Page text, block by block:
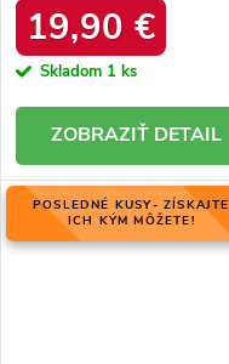
L13107-9 BEIGE
19,90 €
Skladom 1 ks
DETAIL
POSLEDNÉ KUSY- ZÍSKAJTE
ICH KÝM MÔŽETE!